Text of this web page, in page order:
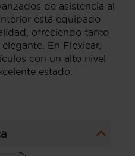
de asistencia al
está equipado
ofreciendo tanto
En Flexicar,
con un alto nivel
estado.